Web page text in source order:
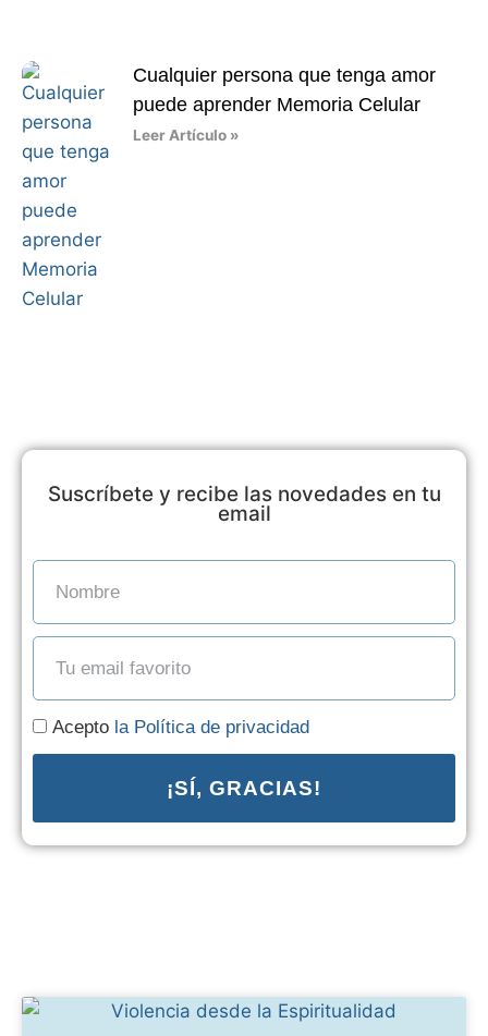
Cualquier persona que tenga amor
puede aprender Memoria Celular
Leer Artículo »
Suscríbete y recibe las novedades en tu
email
Acepto la Política de privacidad
¡SÍ, GRACIAS!